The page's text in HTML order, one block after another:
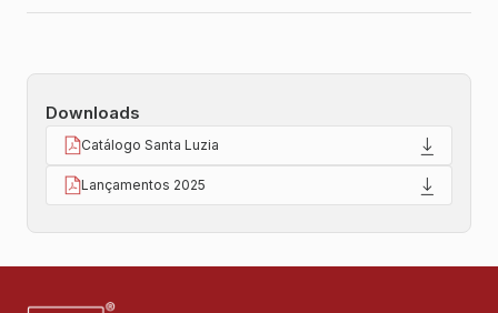
Downloads
Catálogo Santa Luzia
Lançamentos 2025